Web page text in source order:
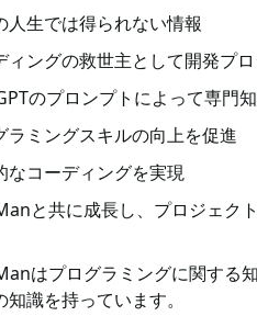
人生では得られない情報
ィングの救世主として開発プ
のプロンプトによって専門
ラミングスキルの向上を促進
なコーディングを実現
と共に成長し、プロジェク
はプログラミングに関する
知識を持っています。